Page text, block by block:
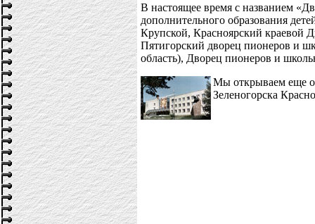
В настоящее время с названием
дополнительного образования
Крупской, Красноярский краевой
Пятигорский дворец пионеров и
область), Дворец пионеров и
Мы открываем еще
Зеленогорска